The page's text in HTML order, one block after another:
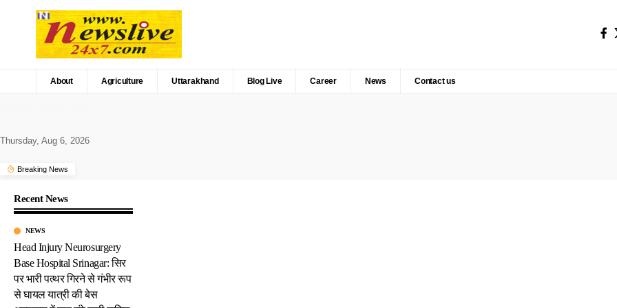
About Agriculture Uttarakhand Blog Live Career News Contact us
Thursday, Aug 6, 2026
Breaking News
Recent News
NEWS
Head Injury Neurosurgery
Base Hospital Srinagar: सिर
पर भारी पत्थर गिरने से गंभीर रूप
से घायल यात्री की बेस